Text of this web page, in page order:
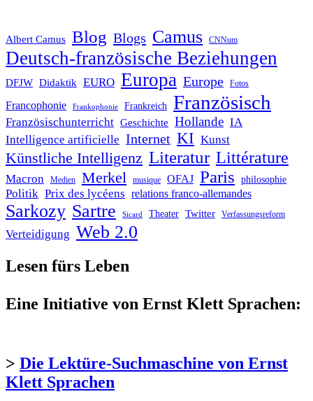
Albert Camus Blog Blogs Camus CNNum
Deutsch-französische Beziehungen
DFJW Didaktik EURO Europa Europe Fotos
Francophonie Frankophonie Frankreich Französisch
Französischunterricht Geschichte Hollande IA
Intelligence artificielle Internet KI Kunst
Künstliche Intelligenz Literatur Littérature
Macron Medien Merkel musique OFAJ Paris philosophie
Politik Prix des lycéens relations franco-allemandes
Sarkozy Sartre Sicard Theater Twitter Verfassungsreform
Verteidigung Web 2.0
Lesen fürs Leben
Eine Initiative von Ernst Klett Sprachen:
> Die Lektüre-Suchmaschine von Ernst
Klett Sprachen